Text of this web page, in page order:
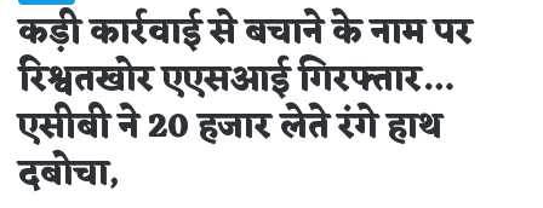
कड़ी कार्रवाई से बचाने के नाम पर
रिश्वतखोर एएसआई गिरफ्तार…
एसीबी ने 20 हजार लेते रंगे हाथ
दबोचा,